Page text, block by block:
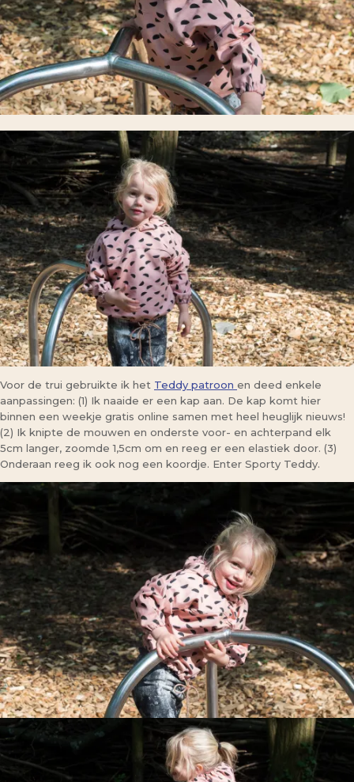
Voor de trui gebruikte ik het Teddy patroon en deed enkele
aanpassingen: (1) Ik naaide er een kap aan. De kap komt hier
binnen een weekje gratis online samen met heel heuglijk nieuws!
(2) Ik knipte de mouwen en onderste voor- en achterpand elk
5cm langer, zoomde 1,5cm om en reeg er een elastiek door. (3)
Onderaan reeg ik ook nog een koordje. Enter Sporty Teddy.